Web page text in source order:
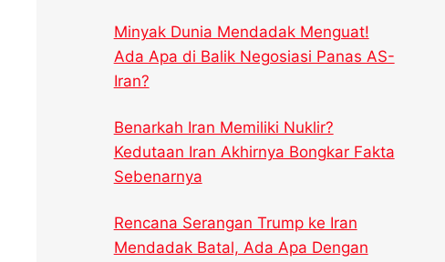
Minyak Dunia Mendadak Menguat!
Ada Apa di Balik Negosiasi Panas AS-
Iran?
Benarkah Iran Memiliki Nuklir?
Kedutaan Iran Akhirnya Bongkar Fakta
Sebenarnya
Rencana Serangan Trump ke Iran
Mendadak Batal, Ada Apa Dengan